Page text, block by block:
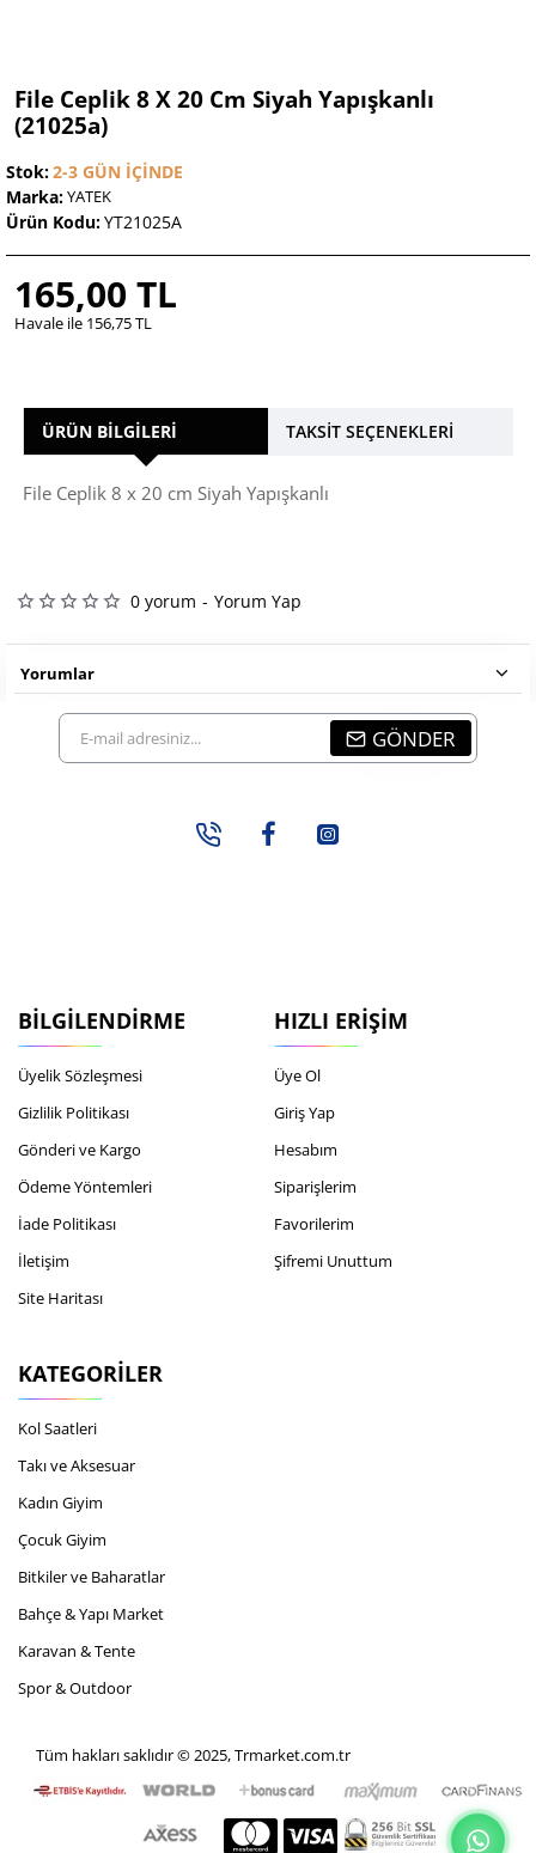
File Ceplik 8 X 20 Cm Siyah Yapışkanlı
(21025a)
Stok:2-3 GÜN İÇINDE
Marka:YATEK
Ürün Kodu:YT21025A
0 yorum - Yorum Yap
165,00 TL
Havale ile 156,75 TL
ÜRÜN BILGILERI TAKSIT SEÇENEKLERI
File Ceplik 8 x 20 cm Siyah Yapışkanlı
Yorumlar
E-
mail
GÖNDER
BILGILENDIRME
Üyelik Sözleşmesi
Gizlilik Politikası
Gönderi ve Kargo
Ödeme Yöntemleri
İade Politikası
İletişim
Site Haritası
HIZLI ERIŞIM
Üye Ol
Giriş Yap
Hesabım
Siparişlerim
Favorilerim
Şifremi Unuttum
KATEGORILER
Kol Saatleri
Takı ve Aksesuar
Kadın Giyim
Çocuk Giyim
Bitkiler ve Baharatlar
Bahçe & Yapı Market
Karavan & Tente
Spor & Outdoor
Tüm hakları saklıdır © 2025, Trmarket.com.tr